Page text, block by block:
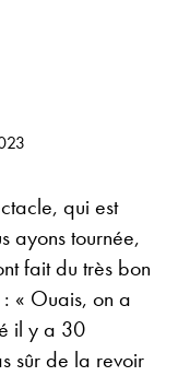
qui est
ayons tournée,
fait du très bon
« Ouais, on a
il y a 30
sûr de la revoir